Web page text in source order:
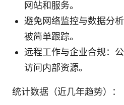
网站和服务。
避免网络监控与数据分
被简单跟踪。
远程工作与企业合规：
访问内部资源。
统计数据（近几年趋势）：